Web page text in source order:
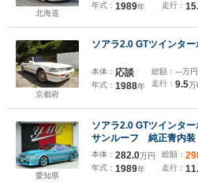
北海道
年式： 1989年
走行：
京都府
ソアラ2.0 GTツインター
本体： 応談
年式： 1988年
総額： ---万円
走行： 9.5万
愛知県
ソアラ2.0 GTツインタ
サンルーフ 純正青内
一文字テール MOMO
ナ Endlessリアウイン
ナビ バックカメラ
本体： 282.0万円
年式： 1989年
総額：
走行：